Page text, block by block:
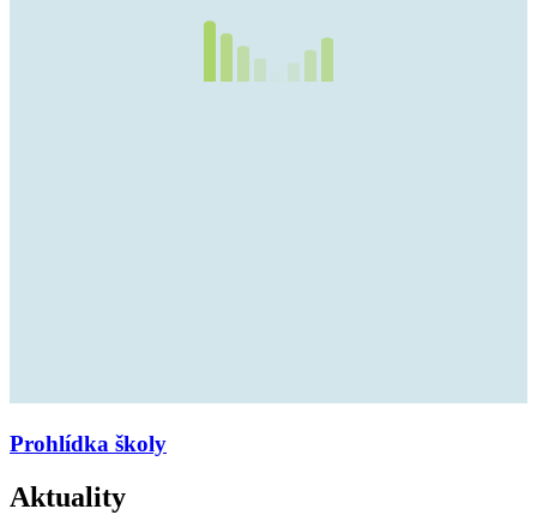
Prohlídka školy
Aktuality